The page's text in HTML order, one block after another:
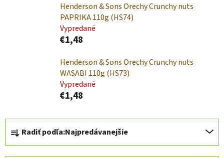
Henderson & Sons Orechy Crunchy nuts
PAPRIKA 110g (HS74)
Vypredané
€1,48
Henderson & Sons Orechy Crunchy nuts
WASABI 110g (HS73)
Vypredané
€1,48
R
a
d
Radiť podľa:Najpredávanejšie